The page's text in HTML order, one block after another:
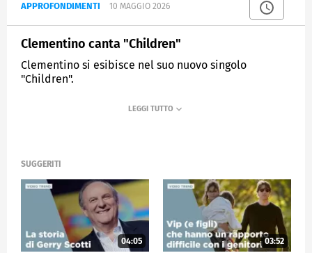
APPROFONDIMENTI 10 MAGGIO 2026
Clementino canta "Children"
Clementino si esibisce nel suo nuovo singolo
"Children".
VERISSIMO
SUGGERITI
04:05 03:52